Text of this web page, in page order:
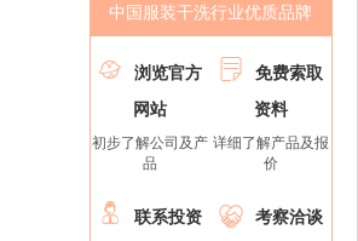
中国服装干洗行业优质品牌

浏览官方
网站
初步了解公司及产
品

免费索取
资料
详细了解产品及报
价

联系投资

考察洽谈